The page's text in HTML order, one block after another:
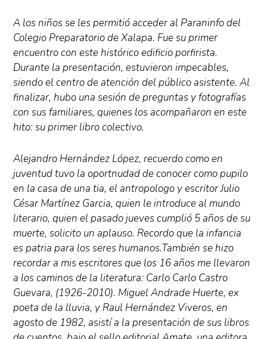
A los niños se les permitió acceder al Paraninfo del
Colegio Preparatorio de Xalapa. Fue su primer
encuentro con este histórico edificio porfirista.
Durante la presentación, estuvieron impecables,
siendo el centro de atención del público asistente. Al
finalizar, hubo una sesión de preguntas y fotografías
con sus familiares, quienes los acompañaron en este
hito: su primer libro colectivo.
Alejandro Hernández López, recuerdo como en
juventud tuvo la oportnudad de conocer como pupilo
en la casa de una tia, el antropologo y escritor Julio
César Martínez Garcia, quien le introduce al mundo
literario, quien el pasado jueves cumplió 5 años de su
muerte, solicito un aplauso. Recordo que la infancia
es patria para los seres humanos.También se hizo
recordar a mis escritores que los 16 años me llevaron
a los caminos de la literatura: Carlo Carlo Castro
Guevara, (1926-2010). Miguel Andrade Huerte, ex
poeta de la lluvia, y Raul Hernández Viveros, en
agosto de 1982, asistí a la presentación de sus libros